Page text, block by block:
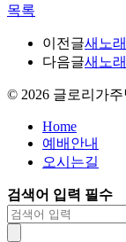
목록
이전글새노
다음글새노
© 2026 글로리가주
Home
예배안내
오시는길
검색어 입력 필수